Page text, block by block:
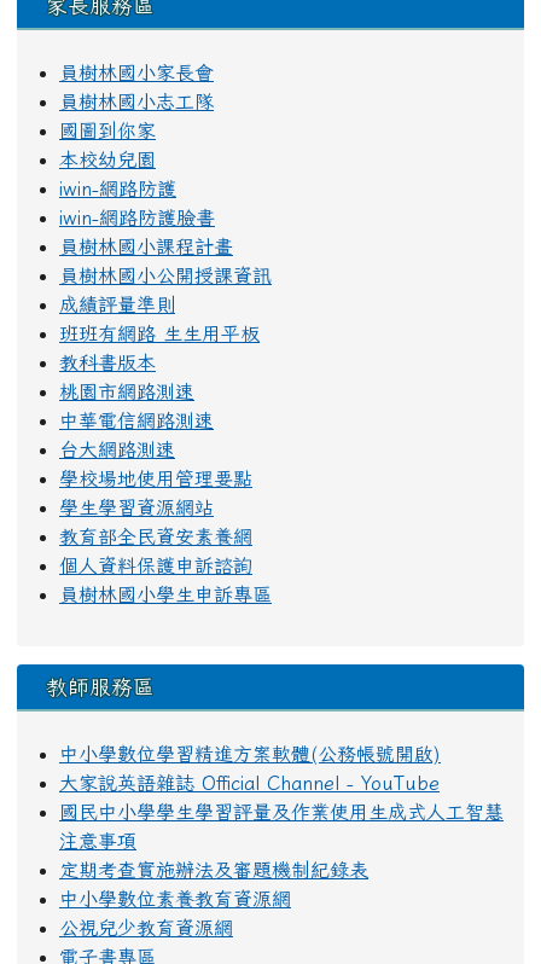
家長服務區
員樹林國小家長會
員樹林國小志工隊
國圖到你家
本校幼兒園
iwin-網路防護
iwin-網路防護臉書
員樹林國小課程計畫
員樹林國小公開授課資訊
成績評量準則
班班有網路 生生用平板
教科書版本
桃園市網路測速
中華電信網路測速
台大網路測速
學校場地使用管理要點
學生學習資源網站
教育部全民資安素養網
個人資料保護申訴諮詢
員樹林國小學生申訴專區
教師服務區
中小學數位學習精進方案軟體(公務帳號開啟)
大家說英語雜誌 Official Channel - YouTube
國民中小學學生學習評量及作業使用生成式人工智慧
注意事項
定期考查實施辦法及審題機制紀錄表
中小學數位素養教育資源網
公視兒少教育資源網
電子書專區